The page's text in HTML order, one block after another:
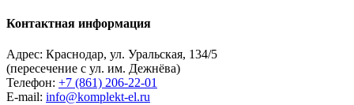
Контактная информация
Адрес: Краснодар, ул. Уральская, 134/5
(пересечение с ул. им. Дежнёва)
Телефон: +7 (861) 206-22-01
E-mail: info@komplekt-el.ru